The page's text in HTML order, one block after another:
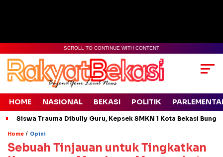
SCROLL TO CONTINUE WITH CONTENT
HOME NASIONAL BEKASI POLITIK
Siswa Trauma Dibully Guru, Kepsek SMKN 1 Kota Bekasi
Home / Opini
Sebuah Tinjauan untuk Tingkatkan